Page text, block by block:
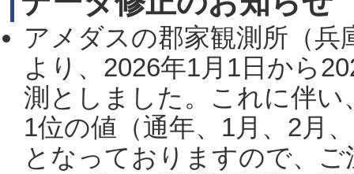
アメダスの郡家観測所（
より、2026年1月1日から
測としました。これに伴い
1位の値（通年、1月、2月
となっておりますので、